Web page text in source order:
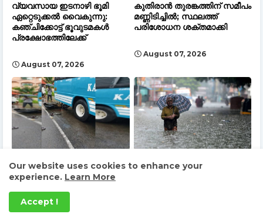
വ്യവസായ ഇടനാഴി ഭൂമി
ഏറ്റെടുക്കൽ വൈകുന്നു:
കഞ്ചിക്കോട്ട് ഭൂവുടമകൾ
പ്രക്ഷോഭത്തിലേക്ക്
August 07, 2026
കുതിരാൻ തുരങ്കത്തിന് സമീപം
മണ്ണിടിച്ചിൽ; സ്ഥലത്ത്
പരിശോധന ശക്തമാക്കി
August 07, 2026
മണർകാട് ബൈക്ക്
ബസിനടിയിലേക്ക് തെന്നിവീണ്
ദാരുണാന്ത്യം; സഹോദരന്
കോട്ടയം, പത്തനംതിട്ട,
Our website uses cookies to enhance your
experience. Learn More
Accept !